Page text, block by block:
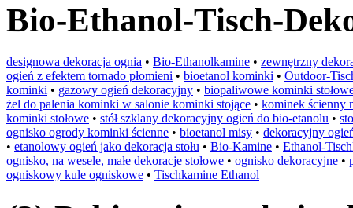
Bio-Ethanol-Tisch-
designowa dekoracja ognia • Bio-Ethanolkamine • zewnętrzny
ogień z efektem tornado płomieni • bioetanol kominki • Outdoor-
kominki • gazowy ogień dekoracyjny • biopaliwowe kominki
żel do palenia kominki w salonie kominki stojące • kominek ścienny
kominki stołowe • stół szklany dekoracyjny ogień do bio-etanolu •
ognisko ogrody kominki ścienne • bioetanol misy • dekoracyjny
• etanolowy ogień jako dekoracja stołu • Bio-Kamine • Ethanol-
ognisko, na wesele, małe dekoracje stołowe • ognisko dekoracyjne •
ogniskowy kule ogniskowe • Tischkamine Ethanol